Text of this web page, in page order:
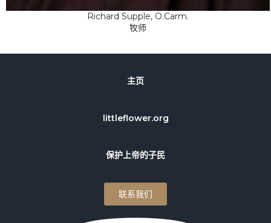
Richard Supple, O.Carm.
牧师
主页
littleflower.org
保护上帝的子民
联系我们